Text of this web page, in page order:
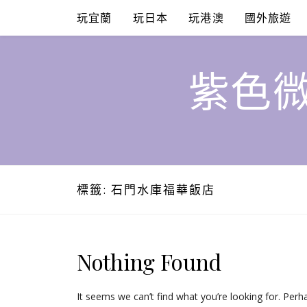
content
玩宜蘭 玩日本 玩港澳 國外旅遊
紫色
標籤: 石門水庫福華飯店
Nothing Found
It seems we can’t find what you’re looking for.